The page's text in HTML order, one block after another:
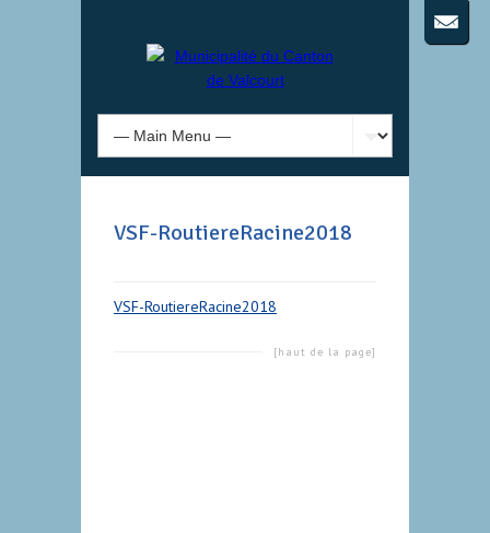
VSF-RoutiereRacine2018
VSF-RoutiereRacine2018
[haut de la page]